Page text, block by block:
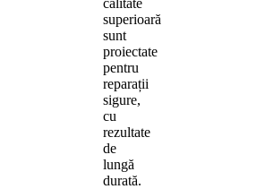
calitate
superioară
sunt
proiectate
pentru
reparații
sigure,
cu
rezultate
de
lungă
durată.